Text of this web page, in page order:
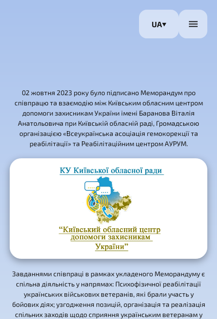
UA
02 жовтня 2023 року було підписано Меморандум про
співпрацю та взаємодію між Київським обласним центром
допомоги захисникам України імені Баранова Віталія
Анатольовича при Київській обласній раді, Громадською
організацією «Всеукраїнська асоціація гемокорекції та
реабілітації» та Реабілітаційним центром АУРУМ.
Завданнями співпраці в рамках укладеного Меморандуму є
спільна діяльність у напрямах: Психофізичної реабілітації
українських військових ветеранів, які брали участь у
бойових діях; узгодження позицій, організація та реалізація
спільних заходів щодо сприяння українським ветеранам у